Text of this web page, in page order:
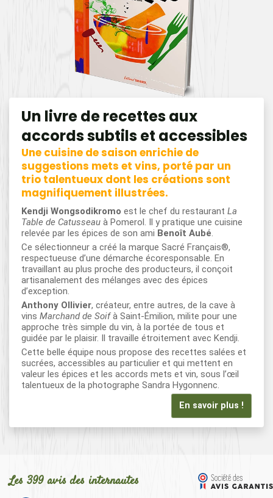
Un livre de recettes aux
accords subtils et accessibles
Une cuisine de saison enrichie de
suggestions mets et vins, porté par un
trio talentueux dont les créations sont
magnifiquement illustrées.
Kendji Wongsodikromo est le chef du restaurant La
Table de Catusseau à Pomerol. Il y pratique une cuisine
relevée par les épices de son ami Benoît Aubé.
Ce sélectionneur a créé la marque Sacré Français®,
respectueuse d’une démarche écoresponsable. En
travaillant au plus proche des producteurs, il conçoit
artisanalement des mélanges avec des épices
d’exception.
Anthony Ollivier, créateur, entre autres, de la cave à
vins Marchand de Soifà Saint-Émilion, milite pour une
approche très simple du vin, à la portée de tous et
guidée par le plaisir. Il travaille étroitement avec Kendji.
Cette belle équipe nous propose des recettes salées et
sucrées, accessibles au particulier et qui mettent en
valeur les épices et les accords mets et vin, sous l’œil
talentueux de la photographe Sandra Hygonnenc.
En savoir plus !
Les 399 avis des internautes